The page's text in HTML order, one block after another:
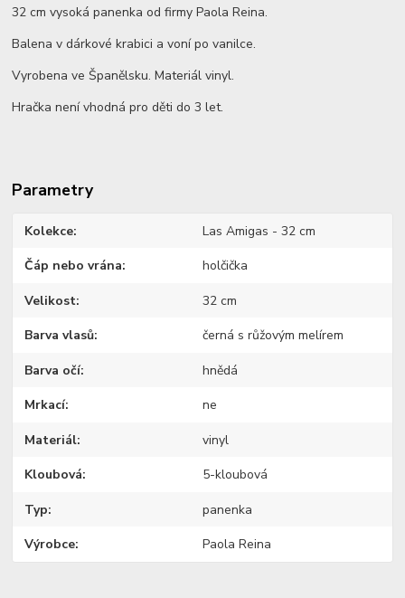
32 cm vysoká panenka od firmy Paola Reina.
Balena v dárkové krabici a voní po vanilce.
Vyrobena ve Španělsku. Materiál vinyl.
Hračka není vhodná pro děti do 3 let.
Parametry
Kolekce Las Amigas - 32 cm
Čáp nebo vrána holčička
Velikost 32 cm
Barva vlasů černá s růžovým melírem
Barva očí hnědá
Mrkací ne
Materiál vinyl
Kloubová 5-kloubová
Typ panenka
Výrobce Paola Reina